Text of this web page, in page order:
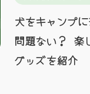
犬をキャンプ
問題ない？ 楽
グッズを紹介